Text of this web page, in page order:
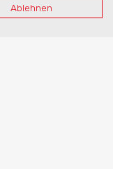
Ablehnen